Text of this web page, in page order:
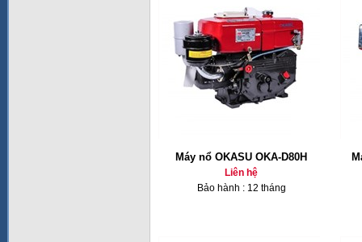
Máy nổ OKASU OKA-D80H
Liên hệ
Bảo hành : 12 tháng